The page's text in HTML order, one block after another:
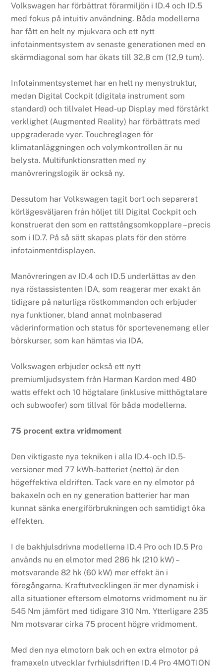
Volkswagen har förbättrat förarmiljön i ID.4 och ID.5
med fokus på intuitiv användning. Båda modellerna
har fått en helt ny mjukvara och ett nytt
infotainmentsystem av senaste generationen med en
skärmdiagonal som har ökats till 32,8 cm (12,9 tum).
Infotainmentsystemet har en helt ny menystruktur,
medan Digital Cockpit (digitala instrument som
standard) och tillvalet Head-up Display med förstärkt
verklighet (Augmented Reality) har förbättrats med
uppgraderade vyer. Touchreglagen för
klimatanläggningen och volymkontrollen är nu
belysta. Multifunktionsratten med ny
manövreringslogik är också ny.
Dessutom har Volkswagen tagit bort och separerat
körlägesväljaren från höljet till Digital Cockpit och
konstruerat den som en rattstångsomkopplare – precis
som i ID.7. På så sätt skapas plats för den större
infotainmentdisplayen.
Manövreringen av ID.4 och ID.5 underlättas av den
nya röstassistenten IDA, som reagerar mer exakt än
tidigare på naturliga röstkommandon och erbjuder
nya funktioner, bland annat molnbaserad
väderinformation och status för sportevenemang eller
börskurser, som kan hämtas via IDA.
Volkswagen erbjuder också ett nytt
premiumljudsystem från Harman Kardon med 480
watts effekt och 10 högtalare (inklusive mitthögtalare
och subwoofer) som tillval för båda modellerna.
75 procent extra vridmoment
Den viktigaste nya tekniken i alla ID.4- och ID.5-
versioner med 77 kWh-batteriet (netto) är den
högeffektiva eldriften. Tack vare en ny elmotor på
bakaxeln och en ny generation batterier har man
kunnat sänka energiförbrukningen och samtidigt öka
effekten.
I de bakhjulsdrivna modellerna ID.4 Pro och ID.5 Pro
används nu en elmotor med 286 hk (210 kW) –
motsvarande 82 hk (60 kW) mer effekt än i
föregångarna. Kraftutvecklingen är mer dynamisk i
alla situationer eftersom elmotorns vridmoment nu är
545 Nm jämfört med tidigare 310 Nm. Ytterligare 235
Nm motsvarar cirka 75 procent högre vridmoment.
Med den nya elmotorn bak och en extra elmotor på
framaxeln utvecklar fyrhjulsdriften ID.4 Pro 4MOTION